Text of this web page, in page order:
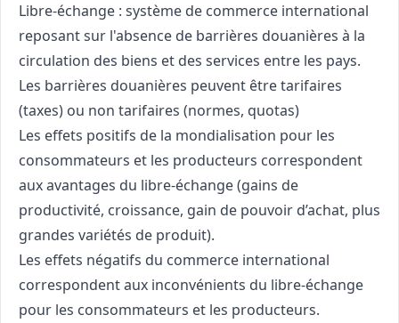
Libre-échange : système de commerce international
reposant sur l'absence de barrières douanières à la
circulation des biens et des services entre les pays.
Les barrières douanières peuvent être tarifaires
(taxes) ou non tarifaires (normes, quotas)
Les effets positifs de la mondialisation pour les
consommateurs et les producteurs correspondent
aux avantages du libre-échange (gains de
productivité, croissance, gain de pouvoir d’achat, plus
grandes variétés de produit).
Les effets négatifs du commerce international
correspondent aux inconvénients du libre-échange
pour les consommateurs et les producteurs.